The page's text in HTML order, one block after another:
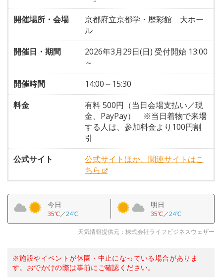
開催場所・会場
京都府立京都学・歴彩館 大ホー
ル
開催日・期間
2026年3月29日(日) 受付開始 13:00
～
開催時間
14:00～15:30
料金
有料 500円（当日会場支払い／現
金、PayPay） ※当日着物で来場
する人は、参加料金より100円割
引
公式サイト
公式サイトほか、関連サイトはこ
ちら
今日
35℃／24℃
明日
35℃／24℃
天気情報提供元：株式会社ライフビジネスウェザー
※施設やイベントが休園・中止になっている場合がありま
す。おでかけの際は事前にご確認ください。